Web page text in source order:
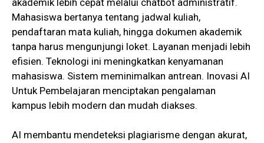
Mahasiswa bertanya tentang jadwal kuliah,
pendaftaran mata kuliah, hingga dokumen akademik
tanpa harus mengunjungi loket. Layanan menjadi lebih
efisien. Teknologi ini meningkatkan kenyamanan
mahasiswa. Sistem meminimalkan antrean. Inovasi AI
Untuk Pembelajaran menciptakan pengalaman
kampus lebih modern dan mudah diakses.
AI membantu mendeteksi plagiarisme dengan akurat,